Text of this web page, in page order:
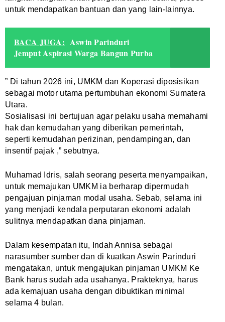
untuk mendapatkan bantuan dan yang lain-lainnya.
BACA JUGA: Aswin Parinduri
Jemput Aspirasi Warga Bangun Purba
” Di tahun 2026 ini, UMKM dan Koperasi diposisikan
sebagai motor utama pertumbuhan ekonomi Sumatera
Utara.
Sosialisasi ini bertujuan agar pelaku usaha memahami
hak dan kemudahan yang diberikan pemerintah,
seperti kemudahan perizinan, pendampingan, dan
insentif pajak ,” sebutnya.
Muhamad Idris, salah seorang peserta menyampaikan,
untuk memajukan UMKM ia berharap dipermudah
pengajuan pinjaman modal usaha. Sebab, selama ini
yang menjadi kendala perputaran ekonomi adalah
sulitnya mendapatkan dana pinjaman.
Dalam kesempatan itu, Indah Annisa sebagai
narasumber sumber dan di kuatkan Aswin Parinduri
mengatakan, untuk mengajukan pinjaman UMKM Ke
Bank harus sudah ada usahanya. Prakteknya, harus
ada kemajuan usaha dengan dibuktikan minimal
selama 4 bulan.